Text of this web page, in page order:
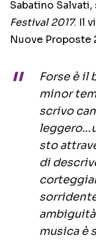
Sabatino Salvati,
Festival 2017. Il
Nuove Proposte
Forse è il
minor
scrivo
sto
di
musica è